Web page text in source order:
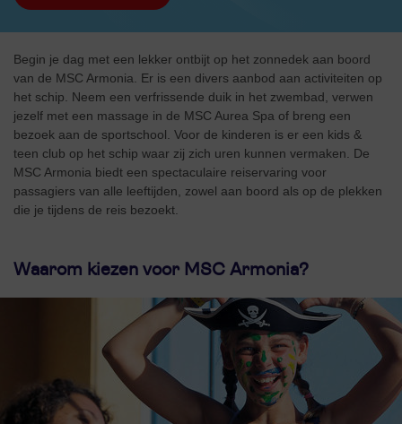
Begin je dag met een lekker ontbijt op het zonnedek aan boord
van de MSC Armonia. Er is een divers aanbod aan activiteiten op
het schip. Neem een verfrissende duik in het zwembad, verwen
jezelf met een massage in de MSC Aurea Spa of breng een
bezoek aan de sportschool. Voor de kinderen is er een kids &
teen club op het schip waar zij zich uren kunnen vermaken. De
MSC Armonia biedt een spectaculaire reiservaring voor
passagiers van alle leeftijden, zowel aan boord als op de plekken
die je tijdens de reis bezoekt.
Waarom kiezen voor MSC Armonia?